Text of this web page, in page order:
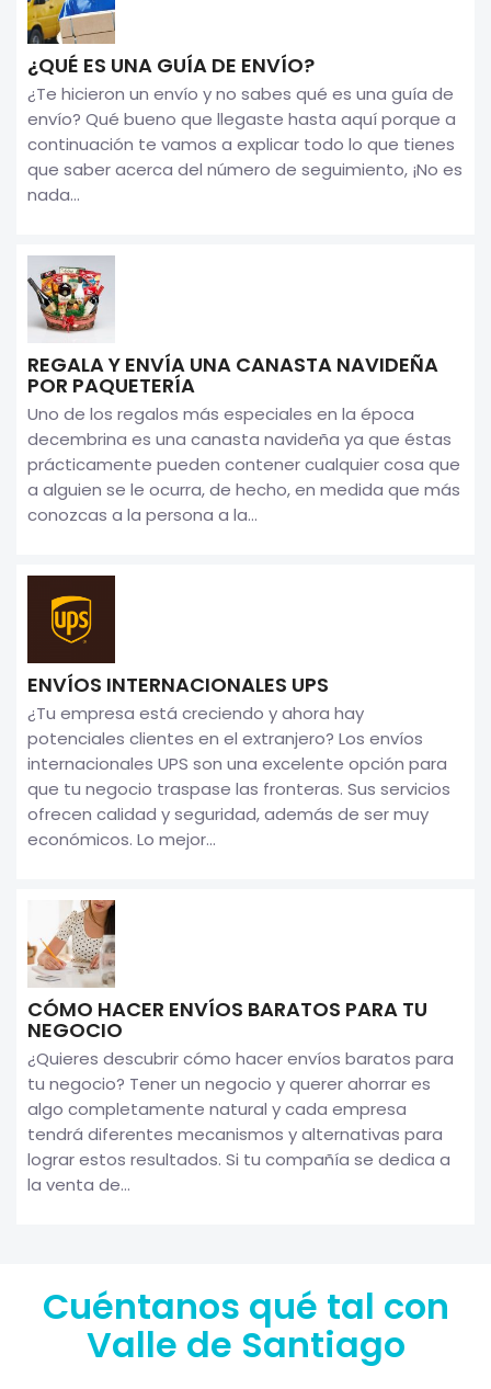
¿QUÉ ES UNA GUÍA DE ENVÍO?
¿Te hicieron un envío y no sabes qué es una guía de
envío? Qué bueno que llegaste hasta aquí porque a
continuación te vamos a explicar todo lo que tienes
que saber acerca del número de seguimiento, ¡No es
nada...
REGALA Y ENVÍA UNA CANASTA NAVIDEÑA
POR PAQUETERÍA
Uno de los regalos más especiales en la época
decembrina es una canasta navideña ya que éstas
prácticamente pueden contener cualquier cosa que
a alguien se le ocurra, de hecho, en medida que más
conozcas a la persona a la...
ENVÍOS INTERNACIONALES UPS
¿Tu empresa está creciendo y ahora hay
potenciales clientes en el extranjero? Los envíos
internacionales UPS son una excelente opción para
que tu negocio traspase las fronteras. Sus servicios
ofrecen calidad y seguridad, además de ser muy
económicos. Lo mejor...
CÓMO HACER ENVÍOS BARATOS PARA TU
NEGOCIO
¿Quieres descubrir cómo hacer envíos baratos para
tu negocio? Tener un negocio y querer ahorrar es
algo completamente natural y cada empresa
tendrá diferentes mecanismos y alternativas para
lograr estos resultados. Si tu compañía se dedica a
la venta de...
Cuéntanos qué tal con
Valle de Santiago